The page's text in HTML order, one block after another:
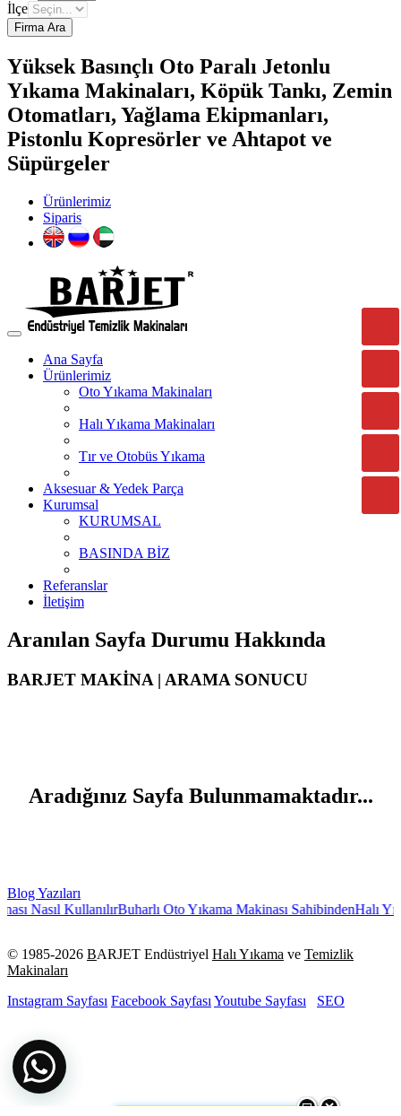
İlçe
Firma Ara
Yüksek Basınçlı Oto Paralı Jetonlu
Yıkama Makinaları, Köpük Tankı, Zemin
Otomatları, Yağlama Ekipmanları,
Pistonlu Kopresörler ve Ahtapot ve
Süpürgeler
Ürünlerimiz
Siparis
Ana Sayfa
Ürünlerimiz
Oto Yıkama Makinaları
Halı Yıkama Makinaları
Tır ve Otobüs Yıkama
Aksesuar & Yedek Parça
Kurumsal
KURUMSAL
BASINDA BİZ
Referanslar
İletişim
Aranılan Sayfa Durumu Hakkında
BARJET MAKİNA | ARAMA SONUCU
Aradığınız Sayfa Bulunmamaktadır...
Blog Yazıları
Nasıl KullanılırBuharlı Oto Yıkama Makinası SahibindenHalı
© 1985-2026 BARJET Endüstriyel Halı Yıkama ve Temizlik
Makinaları
Instagram Sayfası Facebook SayfasıYoutube Sayfası SEO